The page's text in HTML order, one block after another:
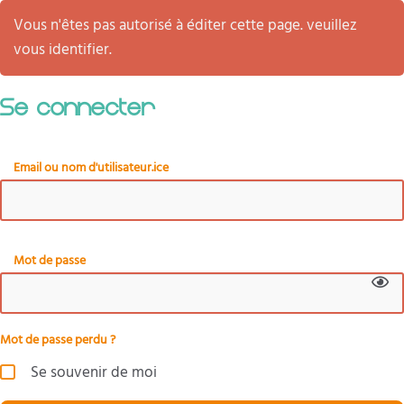
Vous n'êtes pas autorisé à éditer cette page. veuillez
vous identifier.
Se connecter
Email ou nom d'utilisateur.ice
Mot de passe
Mot de passe perdu ?
Se souvenir de moi